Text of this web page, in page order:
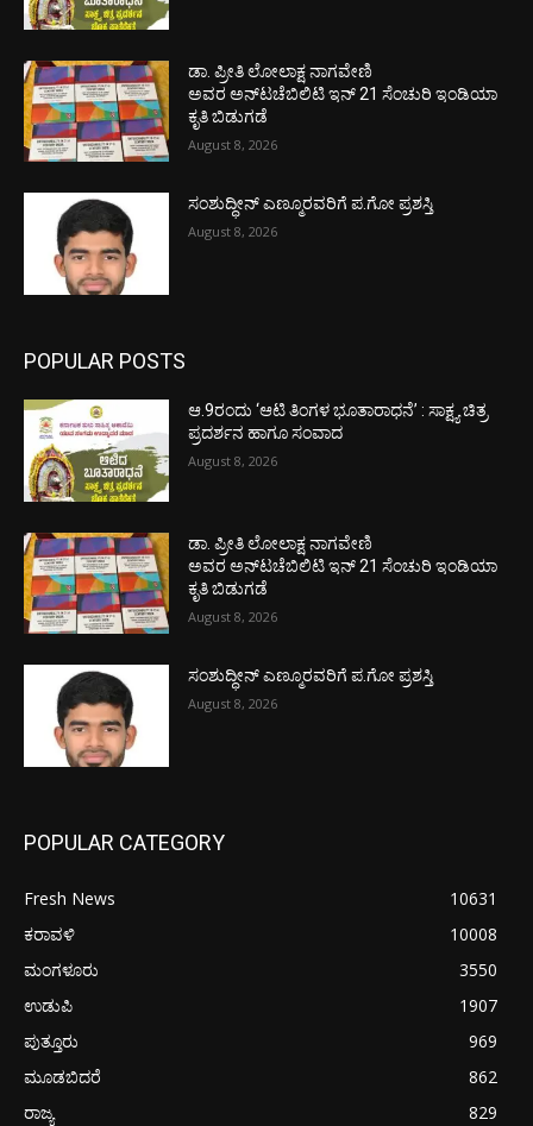
ಡಾ. ಪ್ರೀತಿ ಲೋಲಾಕ್ಷ ನಾಗವೇಣಿ
ಅವರ ಅನ್‌ಟಚೆಬಿಲಿಟಿ ಇನ್ 21 ಸೆಂಚುರಿ ಇಂಡಿಯಾ
ಕೃತಿ ಬಿಡುಗಡೆ
August 8, 2026
ಸಂಶುದ್ಧೀನ್ ಎಣ್ಮೂರವರಿಗೆ ಪ.ಗೋ ಪ್ರಶಸ್ತಿ
August 8, 2026
POPULAR POSTS
ಆ.9ರಂದು ‘ಆಟಿ ತಿಂಗಳ ಭೂತಾರಾಧನೆ’ : ಸಾಕ್ಷ್ಯ ಚಿತ್ರ
ಪ್ರದರ್ಶನ ಹಾಗೂ ಸಂವಾದ
August 8, 2026
ಡಾ. ಪ್ರೀತಿ ಲೋಲಾಕ್ಷ ನಾಗವೇಣಿ
ಅವರ ಅನ್‌ಟಚೆಬಿಲಿಟಿ ಇನ್ 21 ಸೆಂಚುರಿ ಇಂಡಿಯಾ
ಕೃತಿ ಬಿಡುಗಡೆ
August 8, 2026
ಸಂಶುದ್ಧೀನ್ ಎಣ್ಮೂರವರಿಗೆ ಪ.ಗೋ ಪ್ರಶಸ್ತಿ
August 8, 2026
POPULAR CATEGORY
Fresh News
10631
ಕರಾವಳಿ
10008
ಮಂಗಳೂರು
3550
ಉಡುಪಿ
1907
ಪುತ್ತೂರು
969
ಮೂಡಬಿದರೆ
862
ರಾಜ್ಯ
829